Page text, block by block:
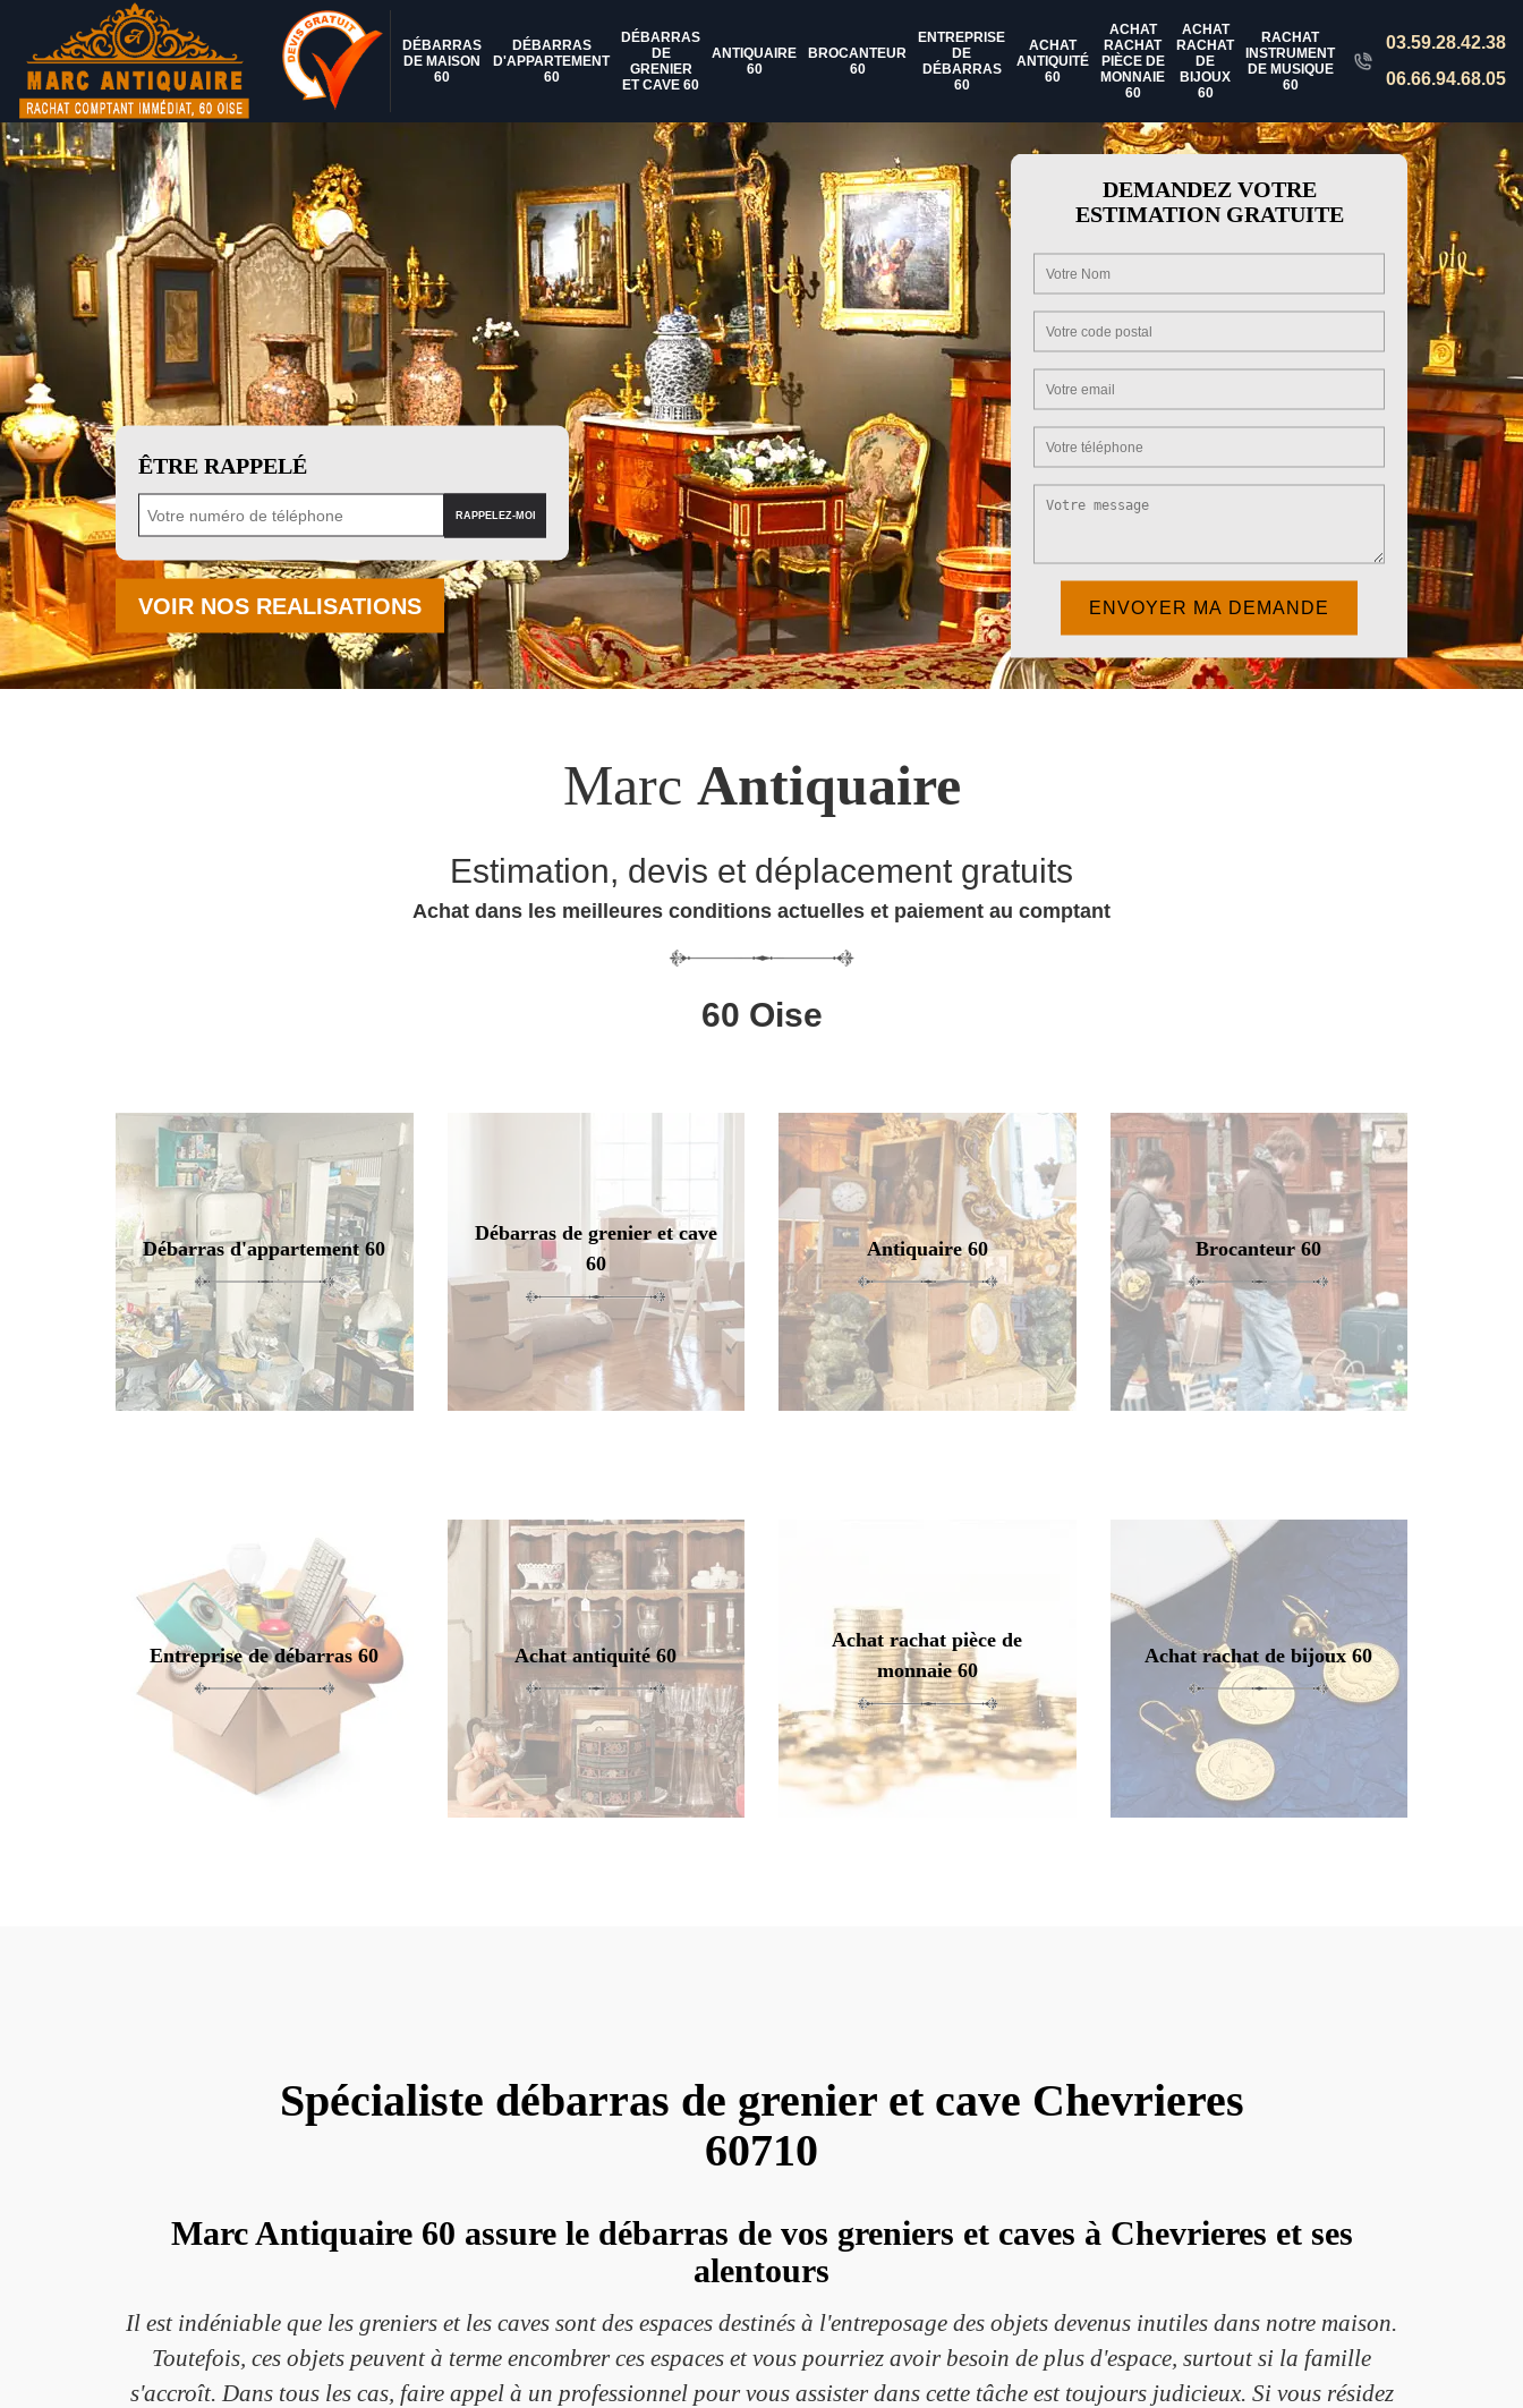
DÉBARRAS
DE MAISON
60
DÉBARRAS
D'APPARTEMENT
60
DÉBARRAS
DE
GRENIER
ET CAVE 60
ANTIQUAIRE
60
BROCANTEUR
60
ENTREPRISE
DE
DÉBARRAS
60
ACHAT
ANTIQUITÉ
60
ACHAT
RACHAT
PIÈCE DE
MONNAIE
60
ACHAT
RACHAT
DE
BIJOUX
60
RACHAT
INSTRUMENT
DE MUSIQUE
60
03.59.28.42.38
06.66.94.68.05
ÊTRE RAPPELÉ
VOIR NOS REALISATIONS
DEMANDEZ VOTRE
ESTIMATION GRATUITE
Marc Antiquaire
Estimation, devis et déplacement gratuits
Achat dans les meilleures conditions actuelles et paiement au comptant
60 Oise
Débarras d'appartement 60
Débarras de grenier et cave
60
Antiquaire 60 Brocanteur 60
Entreprise de débarras 60 Achat antiquité 60
Achat rachat pièce de
monnaie 60
Achat rachat de bijoux 60
Spécialiste débarras de grenier et cave Chevrieres
60710
Marc Antiquaire 60 assure le débarras de vos greniers et caves à Chevrieres et ses
alentours
Il est indéniable que les greniers et les caves sont des espaces destinés à l'entreposage des objets devenus inutiles dans notre maison.
Toutefois, ces objets peuvent à terme encombrer ces espaces et vous pourriez avoir besoin de plus d'espace, surtout si la famille
s'accroît. Dans tous les cas, faire appel à un professionnel pour vous assister dans cette tâche est toujours judicieux. Si vous résidez